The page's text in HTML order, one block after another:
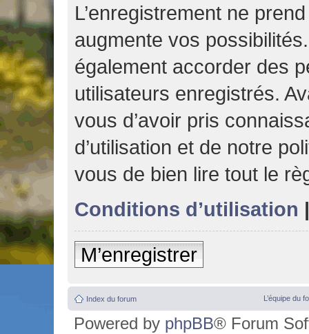
L’enregistrement ne
augmente vos
également accorder des
utilisateurs enregistrés.
vous d’avoir pris
d’utilisation et de notre
vous de bien lire tout le
Conditions d’utilisation
M’enregistrer
Index du forum L’équipe du
Powered by phpBB® Forum